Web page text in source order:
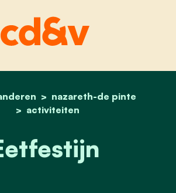
home
nazareth-de pinte
activiteiten
eetfestijn